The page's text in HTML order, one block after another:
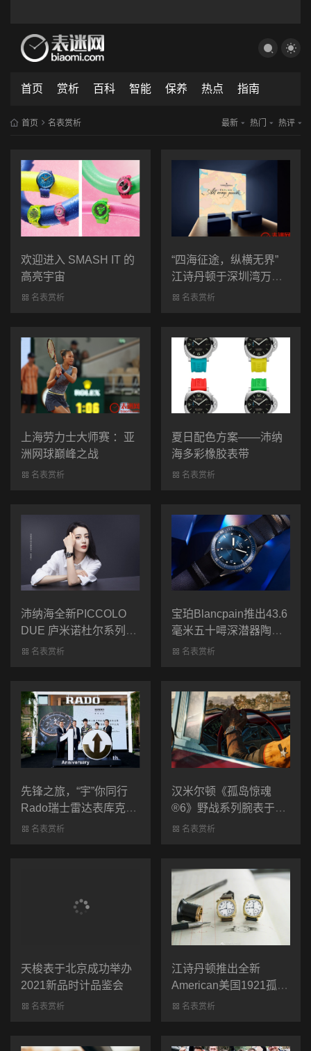
首页 赏析 百科 智能 保养 热点 指南
首页 名表赏析 最新 热门 热评
欢迎进入 SMASH IT 的
高亮宇宙
名表赏析
“四海征途，纵横无界”
江诗丹顿于深圳湾万象
城 倾情呈献年度主题展
名表赏析
上海劳力士大师赛 ：亚
洲网球巅峰之战
名表赏析
夏日配色方案——沛纳
海多彩橡胶表带
名表赏析
沛纳海全新PICCOLO
DUE 庐米诺杜尔系列腕
表PAM01247与
名表赏析
宝珀Blancpain推出43.6
毫米五十噚深潜器陶瓷
腕表宝嘉尔蓝色特别版
名表赏析
先锋之旅，“宇”你同行
Rado瑞士雷达表库克船
长腕表巡展启幕暨武商
名表赏析
汉米尔顿《孤岛惊魂
®6》野战系列腕表于屏
幕内外为您提供持久精
名表赏析
天梭表于北京成功举办
2021新品时计品鉴会
名表赏析
江诗丹顿推出全新
American美国1921孤品
时计名表赏析